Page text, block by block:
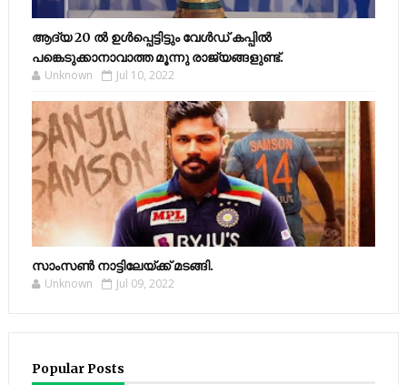
ആദ്യ 20 ല്‍ ഉള്‍പ്പെട്ടിട്ടും വേള്‍ഡ് കപ്പില്‍
പങ്കെടുക്കാനാവാത്ത മൂന്നു രാജ്യങ്ങളുണ്ട്.
Unknown Jul 10, 2022
സാംസണ്‍ നാട്ടിലേയ്‌ക്ക് മടങ്ങി.
Unknown Jul 09, 2022
Popular Posts